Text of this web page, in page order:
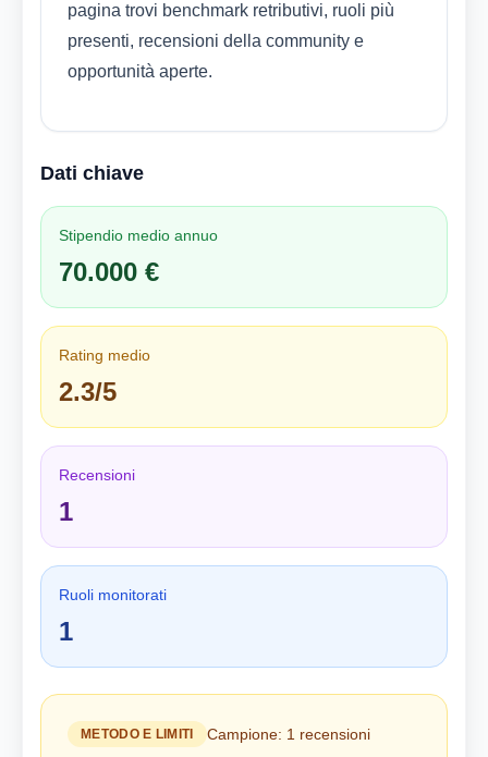
pagina trovi benchmark retributivi, ruoli più
presenti, recensioni della community e
opportunità aperte.
Dati chiave
Stipendio medio annuo
70.000 €
Rating medio
2.3/5
Recensioni
1
Ruoli monitorati
1
METODO E LIMITI Campione: 1 recensioni